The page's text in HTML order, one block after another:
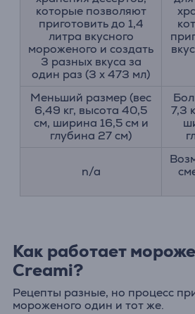
которые позволяют
приготовить до 1,4
литра вкусного
мороженого и создать
3 разных вкуса за
один раз (3 x 473 мл)
Меньший размер (вес
6,49 кг, высота 40,5
см, ширина 16,5 см и
глубина 27 см)
7,3
n/a
Как работает
Creami?
Рецепты разные, но процесс
мороженого один и тот же.